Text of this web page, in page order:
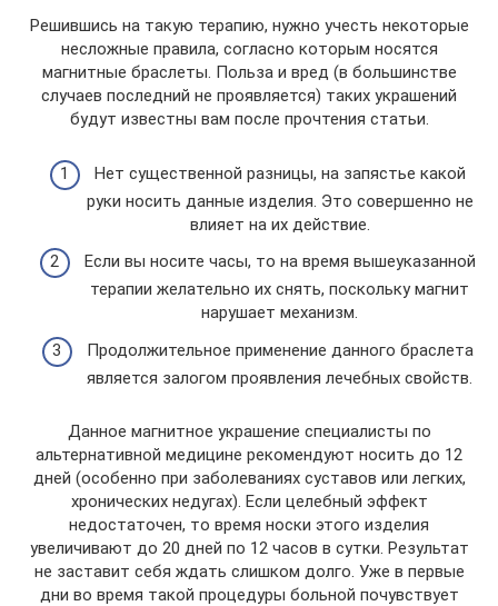
Решившись на такую терапию, нужно учесть некоторые
несложные правила, согласно которым носятся
магнитные браслеты. Польза и вред (в большинстве
случаев последний не проявляется) таких украшений
будут известны вам после прочтения статьи.
Нет существенной разницы, на запястье какой
руки носить данные изделия. Это совершенно не
влияет на их действие.
Если вы носите часы, то на время вышеуказанной
терапии желательно их снять, поскольку магнит
нарушает механизм.
Продолжительное применение данного браслета
является залогом проявления лечебных свойств.
Данное магнитное украшение специалисты по
альтернативной медицине рекомендуют носить до 12
дней (особенно при заболеваниях суставов или легких,
хронических недугах). Если целебный эффект
недостаточен, то время носки этого изделия
увеличивают до 20 дней по 12 часов в сутки. Результат
не заставит себя ждать слишком долго. Уже в первые
дни во время такой процедуры больной почувствует